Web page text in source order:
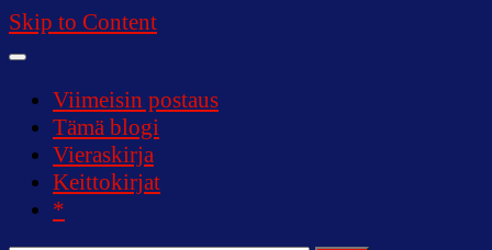
Skip to Content
Viimeisin postaus
Tämä blogi
Vieraskirja
Keittokirjat
*